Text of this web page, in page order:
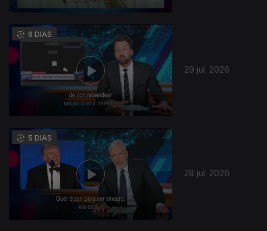
6 DIAS
29 jul. 2026
5 DIAS
28 jul. 2026